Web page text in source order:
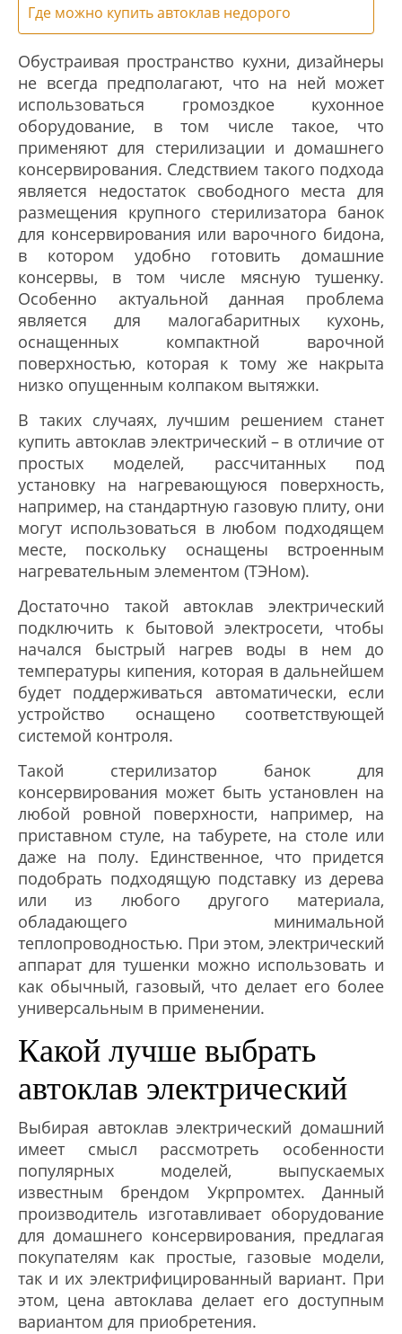
Где можно купить автоклав недорого
Обустраивая пространство кухни, дизайнеры
не всегда предполагают, что на ней может
использоваться громоздкое кухонное
оборудование, в том числе такое, что
применяют для стерилизации и домашнего
консервирования. Следствием такого подхода
является недостаток свободного места для
размещения крупного стерилизатора банок
для консервирования или варочного бидона,
в котором удобно готовить домашние
консервы, в том числе мясную тушенку.
Особенно актуальной данная проблема
является для малогабаритных кухонь,
оснащенных компактной варочной
поверхностью, которая к тому же накрыта
низко опущенным колпаком вытяжки.
В таких случаях, лучшим решением станет
купить автоклав электрический – в отличие от
простых моделей, рассчитанных под
установку на нагревающуюся поверхность,
например, на стандартную газовую плиту, они
могут использоваться в любом подходящем
месте, поскольку оснащены встроенным
нагревательным элементом (ТЭНом).
Достаточно такой автоклав электрический
подключить к бытовой электросети, чтобы
начался быстрый нагрев воды в нем до
температуры кипения, которая в дальнейшем
будет поддерживаться автоматически, если
устройство оснащено соответствующей
системой контроля.
Такой стерилизатор банок для
консервирования может быть установлен на
любой ровной поверхности, например, на
приставном стуле, на табурете, на столе или
даже на полу. Единственное, что придется
подобрать подходящую подставку из дерева
или из любого другого материала,
обладающего минимальной
теплопроводностью. При этом, электрический
аппарат для тушенки можно использовать и
как обычный, газовый, что делает его более
универсальным в применении.
Какой лучше выбрать
автоклав электрический
Выбирая автоклав электрический домашний
имеет смысл рассмотреть особенности
популярных моделей, выпускаемых
известным брендом Укрпромтех. Данный
производитель изготавливает оборудование
для домашнего консервирования, предлагая
покупателям как простые, газовые модели,
так и их электрифицированный вариант. При
этом, цена автоклава делает его доступным
вариантом для приобретения.